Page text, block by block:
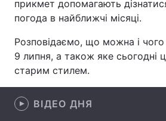
Техно і зв'язок Лайт
Здоров'я
Цікавинки
прикмет допомагають
погода в найближчі місяці.
Розповідаємо, що можна і
9 липня, а також яке сьогодні
старим стилем.
ВІДЕО ДНЯ